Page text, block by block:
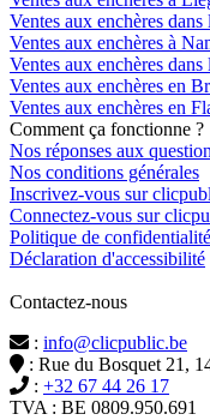
Ventes aux enchères
Ventes aux enchères à
Ventes aux enchères
Ventes aux enchères en
Ventes aux enchères en
Comment ça fonctionne ?
Nos réponses aux
Nos conditions générales
Inscrivez-vous sur
Connectez-vous sur
Politique de
Déclaration d'accessibilité
Contactez-nous
: info@clicpublic.be
: Rue du Bosquet 21,
: +32 67 44 26 17
TVA : BE 0809.950.691